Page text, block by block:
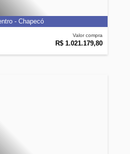
Valor compra
R$ 1.021.179,80
- Chapecó